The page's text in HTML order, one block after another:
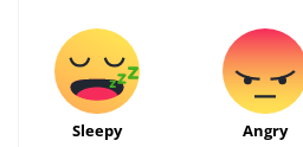
Sleepy Angry